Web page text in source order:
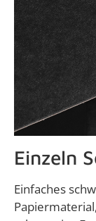
Einzeln
Einfaches